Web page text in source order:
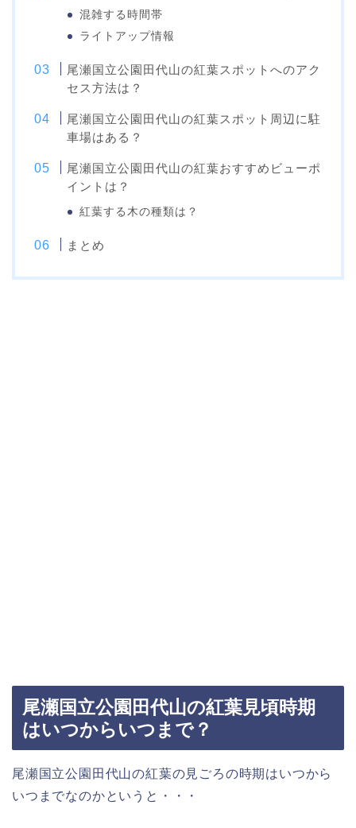
混雑する時間帯
ライトアップ情報
尾瀬国立公園田代山の紅葉スポットへのアク
セス方法は？
尾瀬国立公園田代山の紅葉スポット周辺に駐
車場はある？
尾瀬国立公園田代山の紅葉おすすめビューポ
イントは？
紅葉する木の種類は？
まとめ
尾瀬国立公園田代山の紅葉見頃時期
はいつからいつまで？
尾瀬国立公園田代山の紅葉の見ごろの時期はいつから
いつまでなのかというと・・・